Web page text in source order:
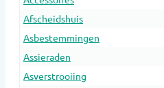
Afscheidshuis
Asbestemmingen
Assieraden
Asverstrooiing